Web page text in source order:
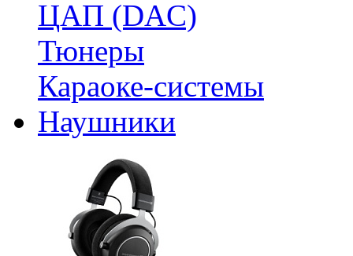
ЦАП (DAC)
Тюнеры
Караоке-системы
Наушники